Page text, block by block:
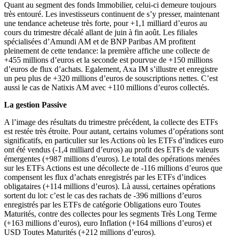
Quant au segment des fonds Immobilier, celui-ci demeure toujours
très entouré. Les investisseurs continuent de s’y presser, maintenant
une tendance acheteuse très forte, pour +1,1 milliard d’euros au
cours du trimestre décalé allant de juin à fin août. Les filiales
spécialisées d’Amundi AM et de BNP Paribas AM profitent
pleinement de cette tendance: la première affiche une collecte de
+455 millions d’euros et la seconde est pourvue de +150 millions
d’euros de flux d’achats. Egalement, Axa IM s’illustre et enregistre
un peu plus de +320 millions d’euros de souscriptions nettes. C’est
aussi le cas de Natixis AM avec +110 millions d’euros collectés.
La gestion Passive
A l’image des résultats du trimestre précédent, la collecte des ETFs
est restée très étroite. Pour autant, certains volumes d’opérations sont
significatifs, en particulier sur les Actions où les ETFs d’indices euro
ont été vendus (-1,4 milliard d’euros) au profit des ETFs de valeurs
émergentes (+987 millions d’euros). Le total des opérations menées
sur les ETFs Actions est une décollecte de -116 millions d’euros que
compensent les flux d’achats enregistrés par les ETFs d’indices
obligataires (+114 millions d’euros). Là aussi, certaines opérations
sortent du lot: c’est le cas des rachats de -396 millions d’euros
enregistrés par les ETFs de catégorie Obligations euro Toutes
Maturités, contre des collectes pour les segments Très Long Terme
(+163 millions d’euros), euro Inflation (+164 millions d’euros) et
USD Toutes Maturités (+212 millions d’euros).